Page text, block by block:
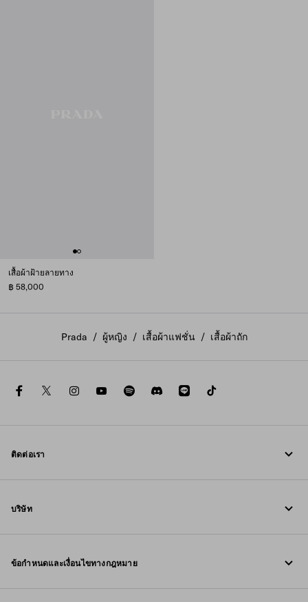
เสื้อผ้าฝ้ายลายทาง
฿ 58,000
Prada / ผู้หญิง / เสื้อผ้าแฟชั่น / เสื้อผ้าถัก
facebooktwitterinstagramyoutubespotifydiscord
line
ติดต่อเรา
บริษัท
ข้อกำหนดและเงื่อนไขทางกฎหมาย